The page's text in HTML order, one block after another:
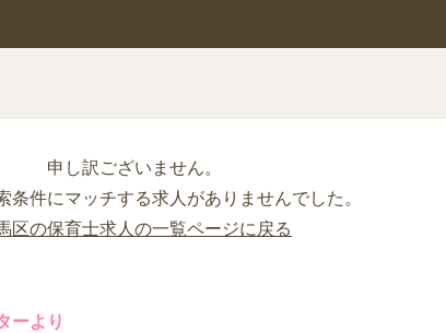
申し訳ございません。
条件にマッチする求人がありませんでした。
区の保育士求人の一覧ページに戻る
ーより